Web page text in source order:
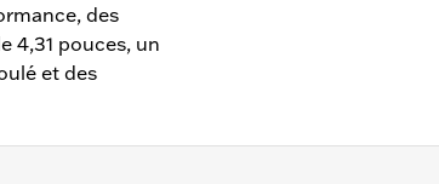
des
4,31 pouces, un
et des